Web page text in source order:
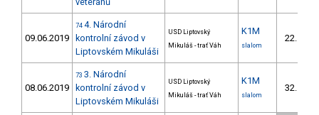
09.06.2019
74 4. Národní
kontrolní závod v
Liptovském Mikuláši
USD Liptovský
Mikuláš - trať Váh
K1M
slalom
22.
08.06.2019
73 3. Národní
kontrolní závod v
Liptovském Mikuláši
USD Liptovský
Mikuláš - trať Váh
K1M
slalom
32.